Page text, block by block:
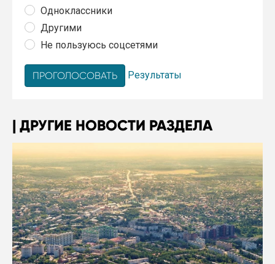
Одноклассники
Другими
Не пользуюсь соцсетями
Результаты
ДРУГИЕ НОВОСТИ РАЗДЕЛА